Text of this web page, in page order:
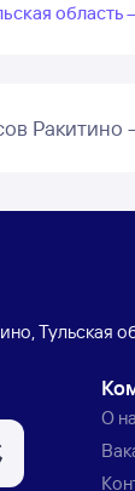
область
Ракитино
Тульская
О